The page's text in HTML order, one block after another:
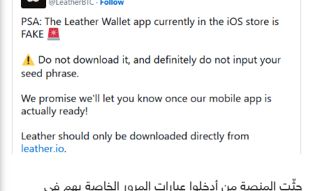
حثّت المنصة من أدخلوا عبارات المرور الخاصة بهم في